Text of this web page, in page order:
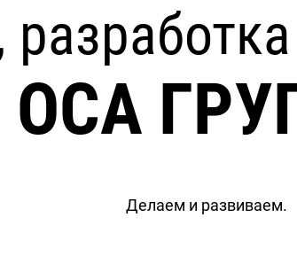
ОСА
Делаем и развиваем.